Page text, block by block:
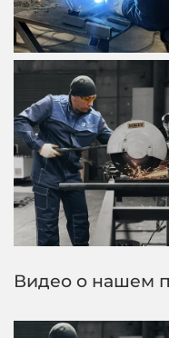
Видео о нашем